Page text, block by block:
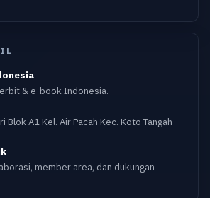
& e-book Indonesia.
Blok A1 Kel. Air Pacah Kec. Koto Tangah
member area, dan dukungan